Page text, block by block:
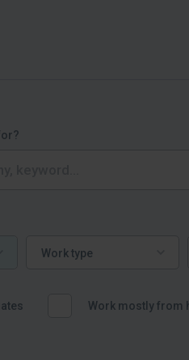
Work type
Work mostly from